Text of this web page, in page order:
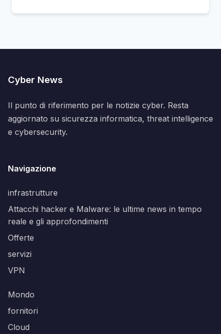
Cyber News
Il punto di riferimento per le notizie cyber. Resta
aggiornato su sicurezza informatica, threat intelligence
e cybersecurity.
Navigazione
infrastrutture
Attacchi hacker e Malware: le ultime news in tempo
reale e gli approfondimenti
Offerte
servizi
VPN
Mondo
fornitori
Cloud